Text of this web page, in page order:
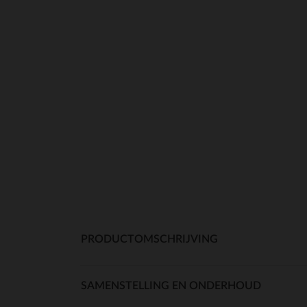
PRODUCTOMSCHRIJVING
SAMENSTELLING EN ONDERHOUD